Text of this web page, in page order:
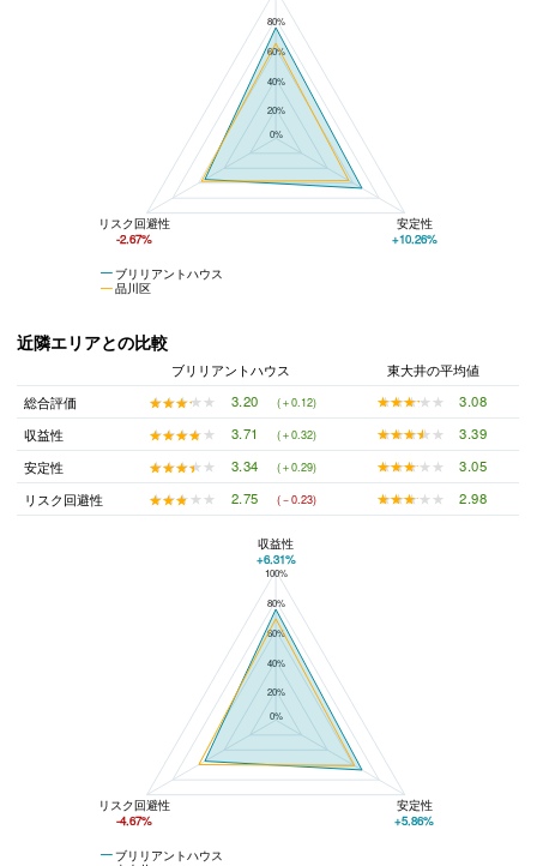
80%
60%
40%
20%
0%
ブリリアントハウス
品川区
リスク回避性
-2.67%
安定性
+10.26%
近隣エリアとの比較
ブリリアントハウス
東大井の平均値
総合評価
★★★★★
★★★★★ 3.20 (＋0.12) ★★★★★
★★★★★
3.08
収益性
★★★★★
★★★★★ 3.71 (＋0.32) ★★★★★
★★★★★
3.39
安定性
★★★★★
★★★★★ 3.34 (＋0.29) ★★★★★
★★★★★
3.05
リスク回避性
★★★★★
★★★★★ 2.75 (－0.23) ★★★★★
★★★★★ 2.98
ブリリアントハウスと東大井の平均値の総合評価の比較
100%
80%
60%
40%
20%
0%
ブリリアントハウス
収益性
+6.31%
リスク回避性
-4.67%
安定性
+5.86%